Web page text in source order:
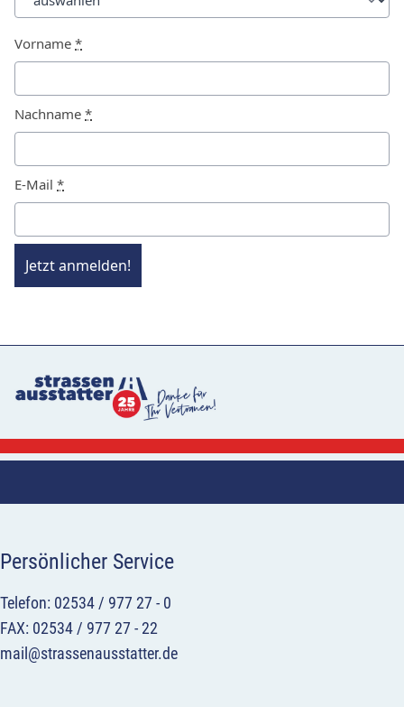
Vorname *
Nachname *
E-Mail *
Jetzt anmelden!
Persönlicher Service
Telefon: 02534 / 977 27 - 0
FAX: 02534 / 977 27 - 22
mail@strassenausstatter.de